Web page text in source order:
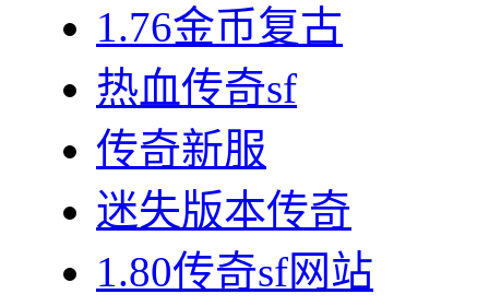
1.76金币复古
热血传奇sf
传奇新服
迷失版本传奇
1.80传奇sf网站